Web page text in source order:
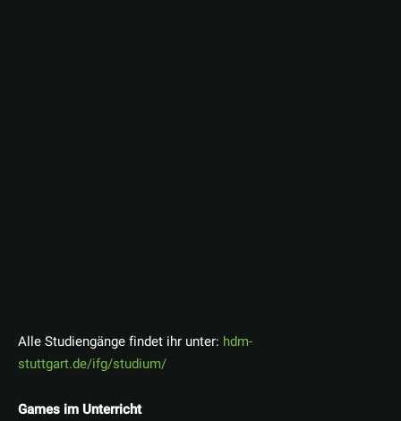
Alle Studiengänge findet ihr unter: hdm-
stuttgart.de/ifg/studium/
Games im Unterricht